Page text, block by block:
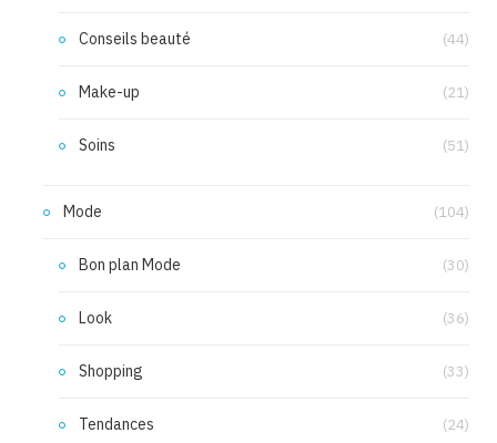
Conseils beauté (44)
Make-up (21)
Soins (51)
Mode (104)
Bon plan Mode (30)
Look (36)
Shopping (33)
Tendances (24)